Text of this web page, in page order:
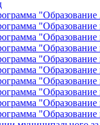
"Образование
"Образование
"Образование